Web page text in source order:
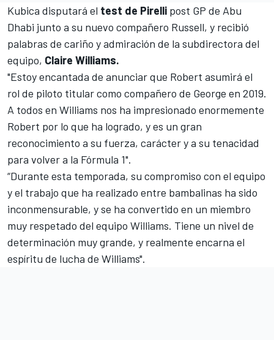
Kubica disputará el test de Pirelli post GP de Abu
Dhabi junto a su nuevo compañero Russell, y recibió
palabras de cariño y admiración de la subdirectora del
equipo, Claire Williams.
"Estoy encantada de anunciar que Robert asumirá el
rol de piloto titular como compañero de George en 2019.
A todos en Williams nos ha impresionado enormemente
Robert por lo que ha logrado, y es un gran
reconocimiento a su fuerza, carácter y a su tenacidad
para volver a la Fórmula 1".
“Durante esta temporada, su compromiso con el equipo
y el trabajo que ha realizado entre bambalinas ha sido
inconmensurable, y se ha convertido en un miembro
muy respetado del equipo Williams. Tiene un nivel de
determinación muy grande, y realmente encarna el
espíritu de lucha de Williams".